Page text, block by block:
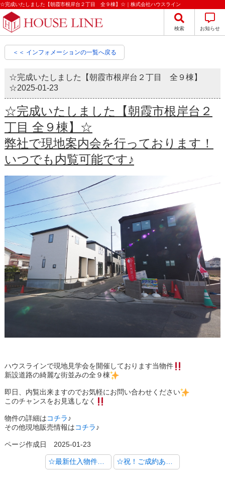
☆完成いたしました【朝霞市根岸台２丁目 全９棟】☆｜株式会社ハウスライン
検索 お知らせ
＜＜ インフォメーションの一覧へ戻る
☆完成いたしました【朝霞市根岸台２丁目 全９棟】
☆2025-01-23
☆完成いたしました【朝霞市根岸台２
丁目 全９棟】☆
弊社で現地案内会を行っております！
いつでも内覧可能です♪
ハウスラインで現地見学会を開催しております当物件
新設道路の綺麗な街並みの全９棟
即日、内覧出来ますのでお気軽にお問い合わせください
このチャンスをお見逃しなく
物件の詳細はコチラ♪
その他現地販売情報はコチラ♪
ページ作成日 2025-01-23
☆最新仕入物件のご紹介【川越市中台南２丁目】☆